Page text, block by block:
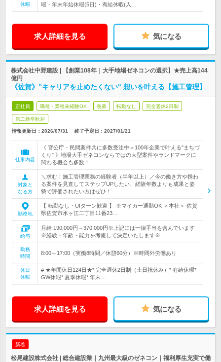
休暇 暇・年末年始休暇(5日)・有給休暇(入…
求人詳細を見る 気になる
株式会社中野建設 | 【創業108年｜大手地場ゼネコンの選択】★売上高144
億円
《佐賀》”キャリアを止めたくない" 想いを叶える【施工管理】
正社員 職種・業種未経験OK 急募 転勤なし 完全週休2日制
第二新卒歓迎
情報更新日：2026/07/31 終了予定日： 2027/01/21
仕事内容
《 官公庁・民間案件共に多数受注中＝100年企業で叶える"まちづ
くり" 》地場大手ゼネコンならではの大型案件やランドマークに
関わる機会も多数！
対象と
なる方
＼求む！施工管理業務の経験者（半年以上）／今の働き方や携わ
る案件を見直してステップUPしたい、経験年数よりも成果と姿
勢で評価されたい方はぜひ！
勤務地
【 転勤なし・UIターン歓迎 】 ※マイカー通勤OK ＜本社＞ 佐賀
県佐賀市水ヶ江二丁目11番23…
給与
月給 190,000円～370,000円※上記には一律手当を含んでいます
※経験・年齢・能力を考慮して決定いたします※…
勤務
時間
8:00～17:00（実働8時間／休憩60分）※時間外労働あり
休日
休暇
# ★年間休日124日★* 完全週休2日制（土日祝休み）* 有給休暇*
GW休暇* 夏季休暇* 年末…
求人詳細を見る 気になる
新着
松尾建設株式会社 | 総合建設業｜九州最大級のゼネコン｜福利厚生充実で働